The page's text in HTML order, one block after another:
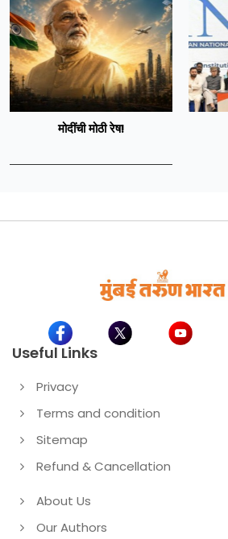
मोदींची मोठी रेष!
Useful Links
Privacy
Terms and condition
Sitemap
Refund & Cancellation
About Us
Our Authors